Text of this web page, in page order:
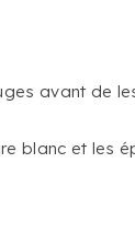
avant de
blanc et les